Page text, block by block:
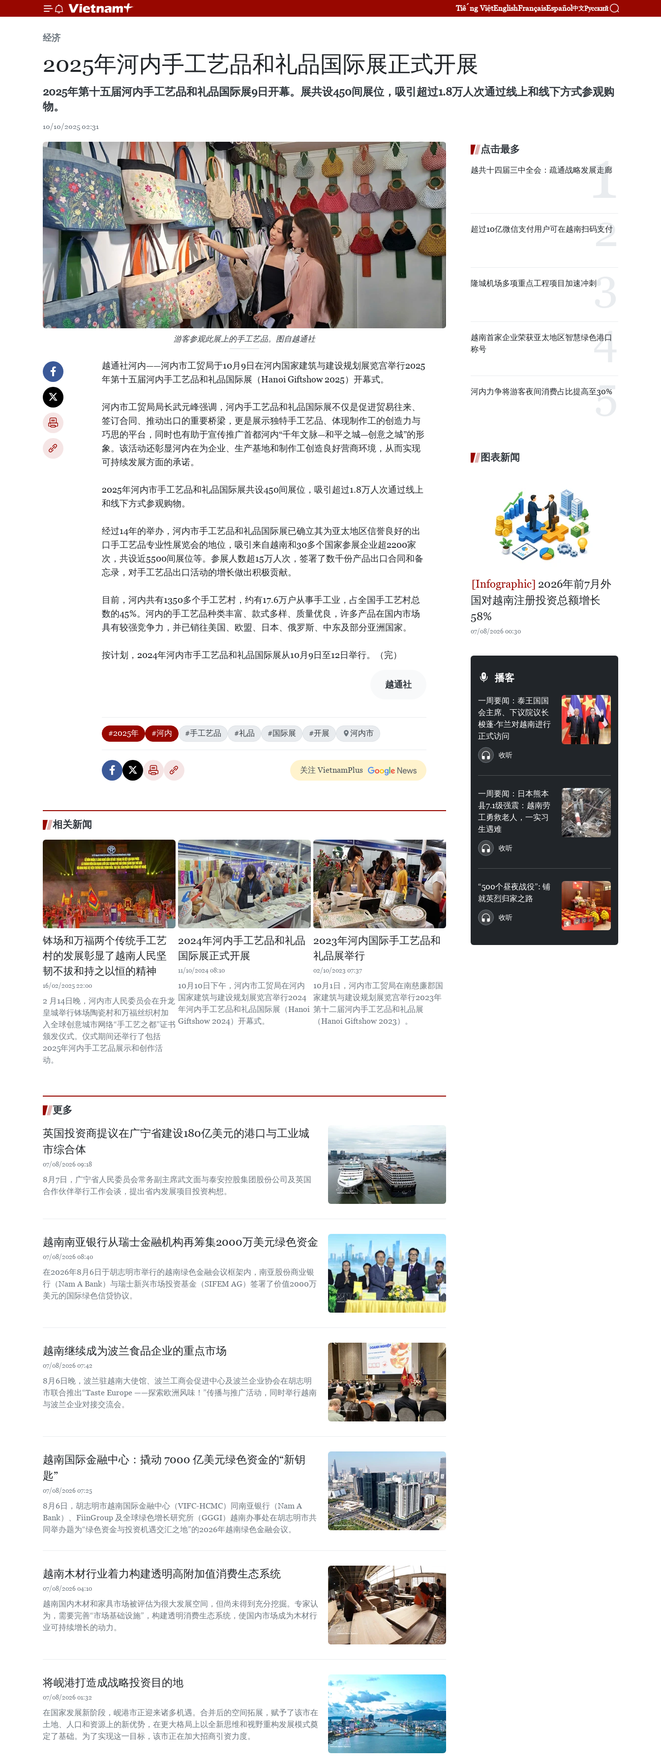
Tiếng ViệtEnglishFrançaisEspañol中文Русский
经济
2025年河内手工艺品和礼品国际展正式开展
2025年第十五届河内手工艺品和礼品国际展9日开幕。展共设450间展位，吸引超过1.8万人次通过线上和线下方式参观购
物。
10/10/2025 02:31
游客参观此展上的手工艺品。图自越通社
越通社河内——河内市工贸局于10月9日在河内国家建筑与建设规划展览宫举行2025
年第十五届河内手工艺品和礼品国际展（Hanoi Giftshow 2025）开幕式。
河内市工贸局局长武元峰强调，河内手工艺品和礼品国际展不仅是促进贸易往来、
签订合同、推动出口的重要桥梁，更是展示独特手工艺品、体现制作工的创造力与
巧思的平台，同时也有助于宣传推广首都河内“千年文脉—和平之城—创意之城”的形
象。该活动还彰显河内在为企业、生产基地和制作工创造良好营商环境，从而实现
可持续发展方面的承诺。
2025年河内市手工艺品和礼品国际展共设450间展位，吸引超过1.8万人次通过线上
和线下方式参观购物。
经过14年的举办，河内市手工艺品和礼品国际展已确立其为亚太地区信誉良好的出
口手工艺品专业性展览会的地位，吸引来自越南和30多个国家参展企业超2200家
次，共设近5500间展位等。参展人数超15万人次，签署了数千份产品出口合同和备
忘录，对手工艺品出口活动的增长做出积极贡献。
目前，河内共有1350多个手工艺村，约有17.6万户从事手工业，占全国手工艺村总
数的45%。河内的手工艺品种类丰富、款式多样、质量优良，许多产品在国内市场
具有较强竞争力，并已销往美国、欧盟、日本、俄罗斯、中东及部分亚洲国家。
按计划，2024年河内市手工艺品和礼品国际展从10月9日至12日举行。（完）
越通社
#2025年 #河内 #手工艺品 #礼品 #国际展 #开展 河内市
关注 VietnamPlus
相关新闻
钵场和万福两个传统手工艺
村的发展彰显了越南人民坚
韧不拔和持之以恒的精神
16/02/2025 22:00
2 月14日晚，河内市人民委员会在升龙
皇城举行钵场陶瓷村和万福丝织村加
入全球创意城市网络“手工艺之都”证书
颁发仪式。仪式期间还举行了包括
2025年河内手工艺品展示和创作活
动。
2024年河内手工艺品和礼品
国际展正式开展
11/10/2024 08:10
10月10日下午，河内市工贸局在河内
国家建筑与建设规划展览宫举行2024
年河内手工艺品和礼品国际展（Hanoi
Giftshow 2024）开幕式。
2023年河内国际手工艺品和
礼品展举行
02/10/2023 07:37
10月1日，河内市工贸局在南慈廉郡国
家建筑与建设规划展览宫举行2023年
第十二届河内手工艺品和礼品展
（Hanoi Giftshow 2023）。
更多
英国投资商提议在广宁省建设180亿美元的港口与工业城
市综合体
07/08/2026 09:18
8月7日，广宁省人民委员会常务副主席武文面与泰安控股集团股份公司及英国
合作伙伴举行工作会谈，提出省内发展项目投资构想。
越南南亚银行从瑞士金融机构再筹集2000万美元绿色资金
07/08/2026 08:40
在2026年8月6日于胡志明市举行的越南绿色金融会议框架内，南亚股份商业银
行（Nam A Bank）与瑞士新兴市场投资基金（SIFEM AG）签署了价值2000万
美元的国际绿色信贷协议。
越南继续成为波兰食品企业的重点市场
07/08/2026 07:42
8月6日晚，波兰驻越南大使馆、波兰工商会促进中心及波兰企业协会在胡志明
市联合推出“Taste Europe ——探索欧洲风味！”传播与推广活动，同时举行越南
与波兰企业对接交流会。
越南国际金融中心：撬动 7000 亿美元绿色资金的“新钥
匙”
07/08/2026 07:25
8月6日，胡志明市越南国际金融中心（VIFC-HCMC）同南亚银行（Nam A
Bank）、FiinGroup 及全球绿色增长研究所（GGGI）越南办事处在胡志明市共
同举办题为“绿色资金与投资机遇交汇之地”的2026年越南绿色金融会议。
越南木材行业着力构建透明高附加值消费生态系统
07/08/2026 04:10
越南国内木材和家具市场被评估为很大发展空间，但尚未得到充分挖掘。专家认
为，需要完善“市场基础设施”，构建透明消费生态系统，使国内市场成为木材行
业可持续增长的动力。
将岘港打造成战略投资目的地
07/08/2026 01:32
在国家发展新阶段，岘港市正迎来诸多机遇。合并后的空间拓展，赋予了该市在
土地、人口和资源上的新优势，在更大格局上以全新思维和视野重构发展模式奠
定了基础。为了实现这一目标，该市正在加大招商引资力度。
点击最多
越共十四届三中全会：疏通战略发展走廊
超过10亿微信支付用户可在越南扫码支付
隆城机场多项重点工程项目加速冲刺
越南首家企业荣获亚太地区智慧绿色港口
称号
河内力争将游客夜间消费占比提高至30%
图表新闻
2026年前7月外
国对越南注册投资总额增长
58%
07/08/2026 00:30
播客
一周要闻：泰王国国
会主席、下议院议长
梭蓬·乍兰对越南进行
正式访问
收听
一周要闻：日本熊本
县7.1级强震：越南劳
工勇救老人，一实习
生遇难
收听
“500个昼夜战役”: 铺
就英烈归家之路
收听